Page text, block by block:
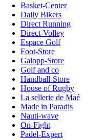
Basket-Center
Daily Bikers
Direct Running
Direct-Volley
Espace Golf
Foot-Store
Galopp-Store
Golf and co
Handball-Store
House of Rugby
La sellerie de Maé
Made in Paradis
Nauti-wave
On-Fight
Padel-Expert